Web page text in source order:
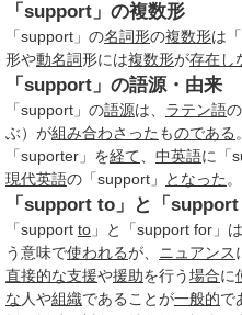
「support」の複数形
「support」の名詞形の複数形は
形や動名詞形には複数形が存在し
「support」の語源・由来
「support」の語源は、 ラテン語
ぶ）が組み合わさった ものである
「suporter」を経て 中英語に「
現代英語の「support」 となった 。
「support to」と「
「support to 」と「support for」は
う意味で使われるが、 ニュアンス
直接的な支援や援助を行う場合に
な 人や組織であることが一般的で